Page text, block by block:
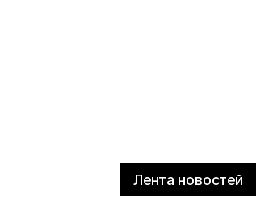
Лента новостей